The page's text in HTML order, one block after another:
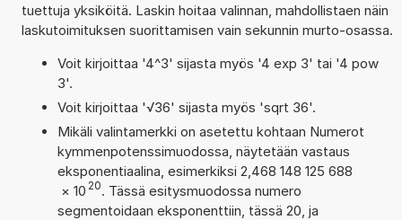
tuettuja yksiköitä. Laskin hoitaa valinnan, mahdollistaen näin
laskutoimituksen suorittamisen vain sekunnin murto-osassa.
Voit kirjoittaa '4^3' sijasta myös '4 exp 3' tai '4 pow
3'.
Voit kirjoittaa '√36' sijasta myös 'sqrt 36'.
Mikäli valintamerkki on asetettu kohtaan Numerot
kymmenpotenssimuodossa, näytetään vastaus
eksponentiaalina, esimerkiksi 2,468 148 125 688
× 10 20. Tässä esitysmuodossa numero
segmentoidaan eksponenttiin, tässä 20, ja